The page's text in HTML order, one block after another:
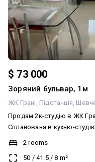
$ 73 000
Зоряний бульвар, 1м
ЖК Грані Підстанція
Продам 2к-студію в ЖК
Спланована в кухню-
гардеробну кімнату. Ціна:
2 rooms
50 / 41.5/8 m²